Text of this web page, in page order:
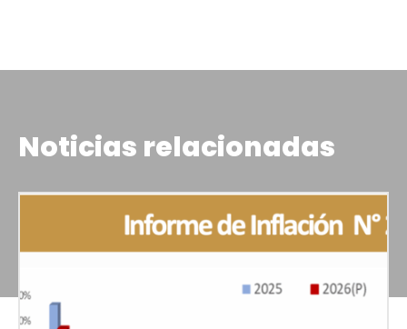
Noticias relacionadas